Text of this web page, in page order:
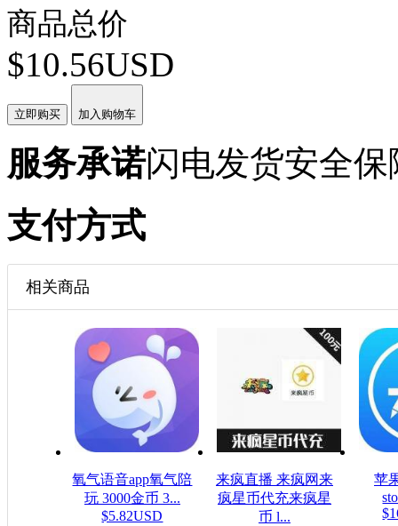
商品总价
$10.56USD
立即购买 加入购物车
服务承诺闪电发货安全保
支付方式
相关商品
氧气语音app氧气陪
玩 3000金币 3...
$5.82USD
来疯直播 来疯网来
疯星币代充来疯星
币 l...
苹